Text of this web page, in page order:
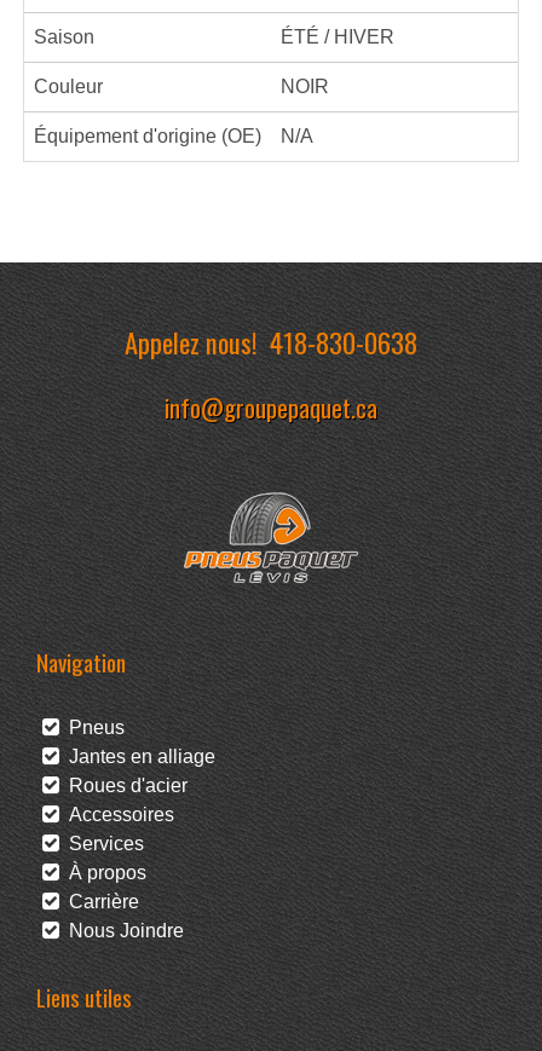
Saison ÉTÉ / HIVER
Couleur NOIR
Équipement d'origine (OE) N/A
Appelez nous!418-830-0638
info@groupepaquet.ca
Navigation
Pneus
Jantes en alliage
Roues d'acier
Accessoires
Services
À propos
Carrière
Nous Joindre
Liens utiles